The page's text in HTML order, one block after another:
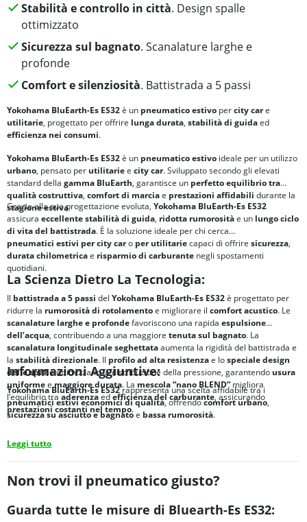
Stabilità e controllo in città. Design spalle
ottimizzato
Sicurezza sul bagnato. Scanalature larghe e
profonde
Comfort e silenziosità. Battistrada a 5 passi
Yokohama BluEarth-Es ES32è un pneumatico estivo percity care
utilitarie, progettato per offrire lunga durata, stabilità di guidaed
efficienza nei consumi.
Yokohama BluEarth-Es ES32è un pneumatico estivo ideale per un utilizzo
urbano, pensato per utilitariee city car. Sviluppato secondo gli elevati
standard della gamma BluEarth, garantisce un perfetto equilibrio tra
qualità costruttiva, comfort di marciae prestazioni affidabili durante la
stagione estiva.
Grazie alla sua progettazione evoluta, Yokohama BluEarth-Es ES32
assicura eccellente stabilità di guida, ridotta rumorositàe un lungo ciclo
di vita del battistrada. È la soluzione ideale per chi cerca
pneumatici estivi per city caro per utilitariecapaci di offrire sicurezza,
durata chilometricae risparmio di carburante negli spostamenti
quotidiani.
La Scienza Dietro La Tecnologia:
Il battistrada a 5 passi del Yokohama BluEarth-Es ES32è progettato per
ridurre la rumorosità di rotolamentoe migliorare il comfort acustico. Le
scanalature larghe e profondefavoriscono una rapida espulsione
dell’acqua, contribuendo a una maggiore tenuta sul bagnato. La
scanalatura longitudinale seghettataaumenta la rigidità del battistrada e
la stabilità direzionale. Il profilo ad alta resistenzae lospeciale design
delle spalleottimizzano la distribuzione della pressione, garantendo usura
uniformeemaggiore durata. La mescola “nano BLEND” migliora
l’equilibrio traaderenzaedefficienza del carburante, assicurando
prestazioni costanti nel tempo.
Informazioni Aggiuntive:
Yokohama BluEarth-Es ES32rappresenta una scelta affidabile tra i
pneumatici estivi economici di qualità, offrendocomfort urbano,
sicurezza su asciutto e bagnatoe bassa rumorosità.
Leggi tutto
Non trovi il pneumatico giusto?
Guarda tutte le misure di Bluearth-Es ES32: